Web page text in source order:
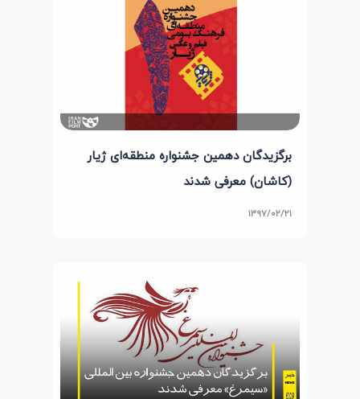
برگزیدگان دهمین جشنواره منطقه‌ای ژیار
(کاشان) معرفی شدند
۱۳۹۷/۰۲/۲۱